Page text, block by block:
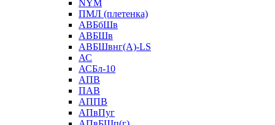
NYM
ПМЛ (плетенка)
АВБбШв
АВБШв
АВБШвнг(А)-LS
АС
АСБл-10
АПВ
ПАВ
АППВ
АПвПуг